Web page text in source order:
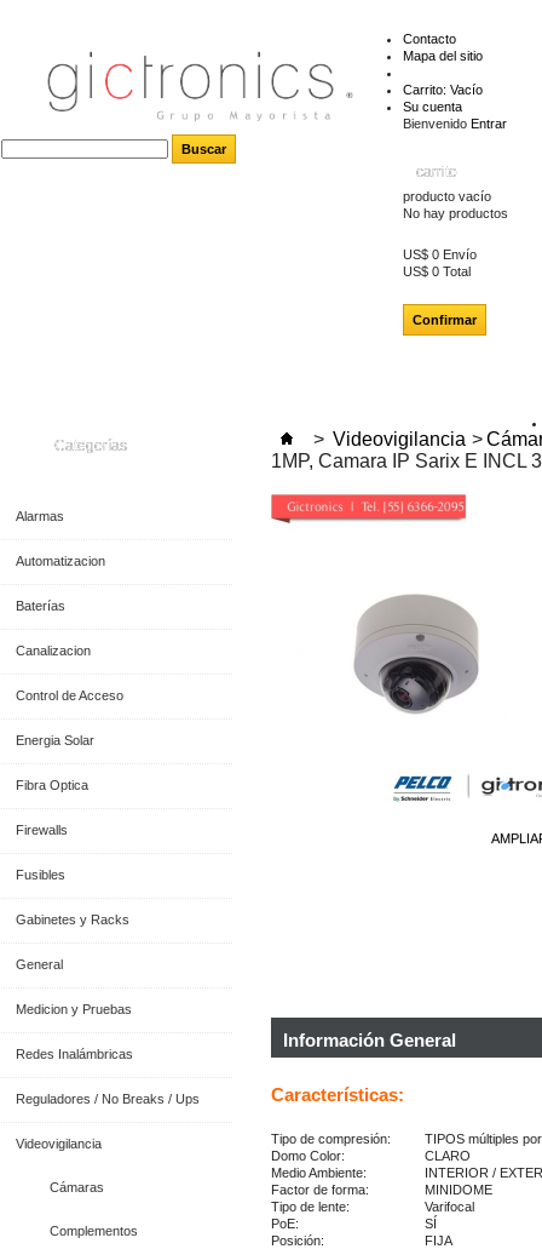
Contacto
Mapa del sitio
Carrito: Vacío
Su cuenta
Bienvenido Entrar
carrito
producto vacío
No hay productos
US$ 0 Envío
US$ 0 Total
Confirmar
Categorías
Alarmas
Automatizacion
Baterías
Canalizacion
Control de Acceso
Energia Solar
Fibra Optica
Firewalls
Fusibles
Gabinetes y Racks
General
Medicion y Pruebas
Redes Inalámbricas
Reguladores / No Breaks / Ups
Videovigilancia
Cámaras
Complementos
> Videovigilancia >
1MP, Camara IP Sarix E INCL
Información General
Características:
Tipo de compresión:
TIPOS múltiples
Domo Color:
CLARO
Medio Ambiente:
INTERIOR /
Factor de forma:
MINIDOME
Tipo de lente:
Varifocal
PoE:
SÍ
Posición:
FIJA